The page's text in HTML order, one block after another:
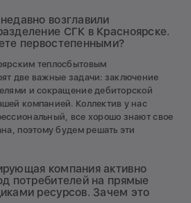
возглавили
СГК в Красноярске.
первостепенными?
теплосбытовым
две важные задачи: заключение
и сокращение дебиторской
компанией. Коллектив у нас
все хорошо знают свое
поэтому будем решать эти
компания активно
потребителей на прямые
ресурсов. Зачем это